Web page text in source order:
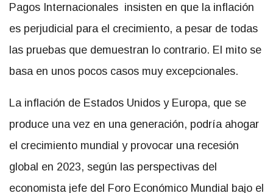
Pagos Internacionales insisten en que la inflación
es perjudicial para el crecimiento, a pesar de todas
las pruebas que demuestran lo contrario. El mito se
basa en unos pocos casos muy excepcionales.
La inflación de Estados Unidos y Europa, que se
produce una vez en una generación, podría ahogar
el crecimiento mundial y provocar una recesión
global en 2023, según las perspectivas del
economista jefe del Foro Económico Mundial bajo el